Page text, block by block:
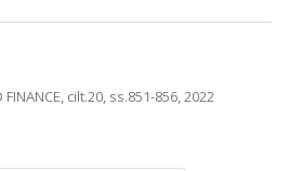
FINANCE, cilt.20, ss.851-856, 2022